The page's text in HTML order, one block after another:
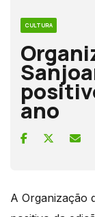
CULTURA
ano
A Organização